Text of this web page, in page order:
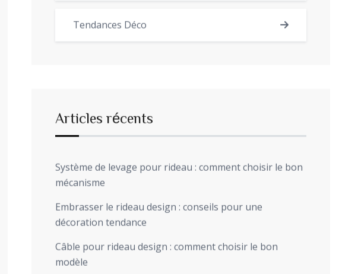
Tendances Déco
Articles récents
Système de levage pour rideau : comment choisir le bon
mécanisme
Embrasser le rideau design : conseils pour une
décoration tendance
Câble pour rideau design : comment choisir le bon
modèle